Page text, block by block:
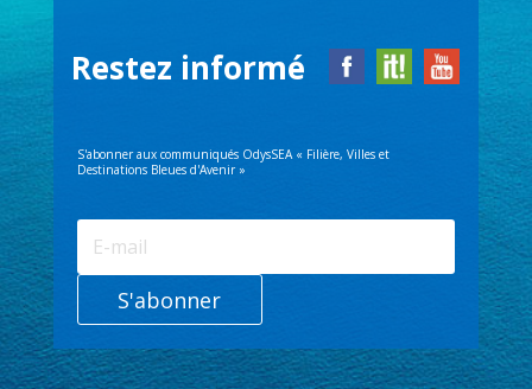
Restez informé
S'abonner aux communiqués OdysSEA « Filière, Villes et
Destinations Bleues d'Avenir »
S'abonner